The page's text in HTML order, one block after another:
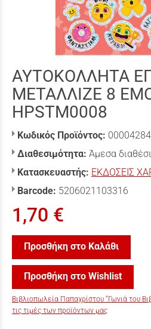
ΑΥΤΟΚΟΛΛΗΤΑ
ΜΕΤΑΛΛΙΖΕ 8
HPSTM0008
Κωδικός Προϊόντος:
Διαθεσιμότητα: Άμεσα
Κατασκευαστής: ΕΚΔΟΣΕΙΣ
Barcode: 5206021103316
1,70 €
Προσθήκη στο Καλάθι
Προσθήκη στο Wishlist
Βιβλιοπωλεία Παπαχρίστου “Γωνιά του
τις τιμές των προϊόντων μας